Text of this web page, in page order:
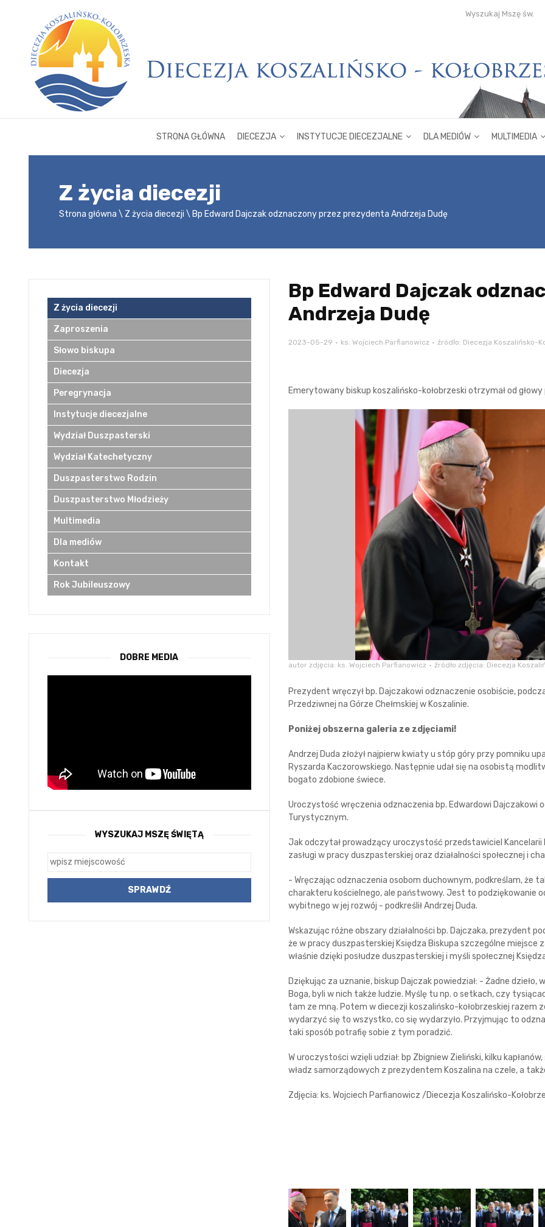
Wyszukaj Mszę św.
STRONA GŁÓWNA DIECEZJA INSTYTUCJE DIECEZJALNE DLA MEDIÓW MULTIMEDIA
Z życia diecezji
Strona główna Z życia diecezji Bp Edward Dajczak odznaczony przez prezydenta Andrzeja Dudę
Bp Edward Dajczak
Andrzeja Dudę
2023-05-29 ks. Wojciech Parfianowicz źródło: Diecezja Koszalińsko-
Emerytowany biskup koszalińsko-kołobrzeski otrzymał od
autor zdjęcia: ks. Wojciech Parfianowicz źródło zdjęcia: Diecezja
Prezydent wręczył bp. Dajczakowi odznaczenie osobiście,
Przedziwnej na Górze Chełmskiej w Koszalinie.
Poniżej obszerna galeria ze zdjęciami!
Andrzej Duda złożył najpierw kwiaty u stóp góry przy pomniku
Ryszarda Kaczorowskiego. Następnie udał się na osobistą
bogato zdobione świece.
Uroczystość wręczenia odznaczenia bp. Edwardowi Dajczakowi
Turystycznym.
Jak odczytał prowadzący uroczystość przedstawiciel
zasługi w pracy duszpasterskiej oraz działalności społecznej i
- Wręczając odznaczenia osobom duchownym, podkreślam, że
charakteru kościelnego, ale państwowy. Jest to podziękowanie
wybitnego w jej rozwój - podkreślił Andrzej Duda.
Wskazując różne obszary działalności bp. Dajczaka, prezydent
że w pracy duszpasterskiej Księdza Biskupa szczególne miejsce
właśnie dzięki posłudze duszpasterskiej i myśli społecznej
Dziękując za uznanie, biskup Dajczak powiedział: - Żadne
Boga, byli w nich także ludzie. Myślę tu np. o setkach, czy
tam ze mną. Potem w diecezji koszalińsko-kołobrzeskiej razem
wydarzyć się to wszystko, co się wydarzyło. Przyjmując to
taki sposób potrafię sobie z tym poradzić.
W uroczystości wzięli udział: bp Zbigniew Zieliński, kilku
władz samorządowych z prezydentem Koszalina na czele, a
Zdjęcia: ks. Wojciech Parfianowicz /Diecezja Koszalińsko-
Z życia diecezji
Zaproszenia
Słowo biskupa
Diecezja
Peregrynacja
Instytucje diecezjalne
Wydział Duszpasterski
Wydział Katechetyczny
Duszpasterstwo Rodzin
Duszpasterstwo Młodzieży
Multimedia
Dla mediów
Kontakt
Rok Jubileuszowy
DOBRE MEDIA
WYSZUKAJ MSZĘ ŚWIĘTĄ